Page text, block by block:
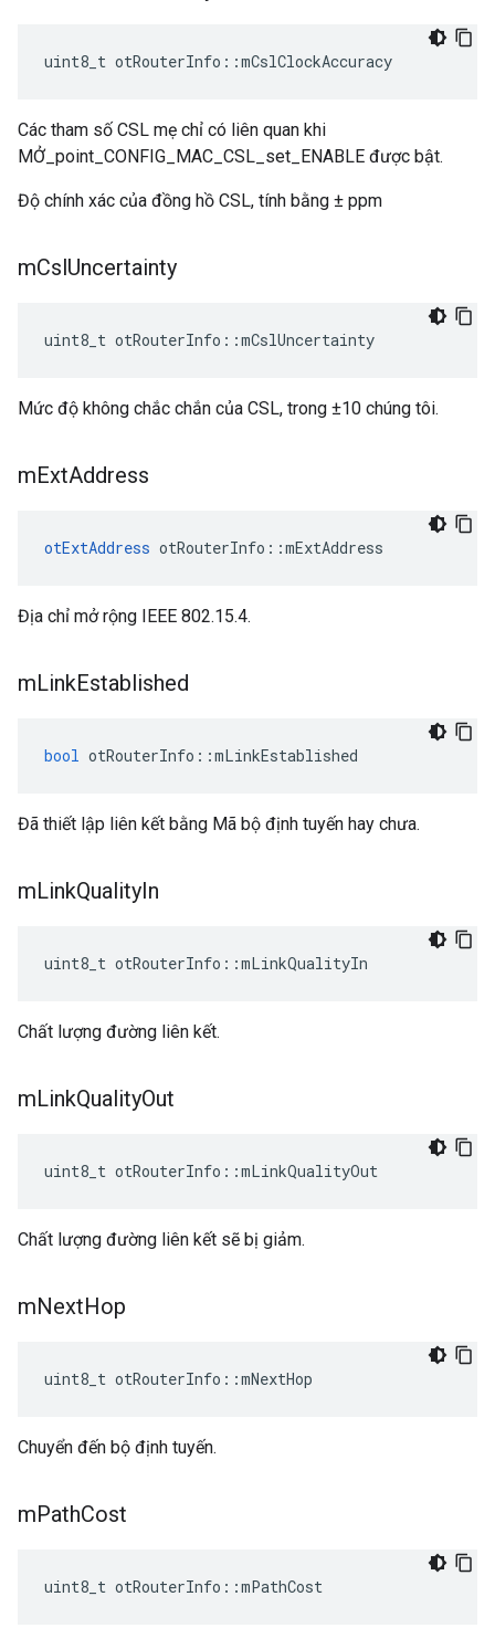
uint8_t otRouterInfo ::mCslClockAccuracy
Các tham số CSL mẹ chỉ có liên quan khi
MỞ_point_CONFIG_MAC_CSL_set_ENABLE được bật.
Độ chính xác của đồng hồ CSL, tính bằng ± ppm
mCslUncertainty
uint8_t otRouterInfo ::mCslUncertainty
Mức độ không chắc chắn của CSL, trong ±10 chúng tôi.
mExtAddress
otExtAddress otRouterInfo ::mExtAddress
Địa chỉ mở rộng IEEE 802.15.4.
mLinkEstablished
bool otRouterInfo ::mLinkEstablished
Đã thiết lập liên kết bằng Mã bộ định tuyến hay chưa.
mLinkQualityIn
uint8_t otRouterInfo ::mLinkQualityIn
Chất lượng đường liên kết.
mLinkQualityOut
uint8_t otRouterInfo ::mLinkQualityOut
Chất lượng đường liên kết sẽ bị giảm.
mNextHop
uint8_t otRouterInfo ::mNextHop
Chuyển đến bộ định tuyến.
mPathCost
uint8_t otRouterInfo ::mPathCost